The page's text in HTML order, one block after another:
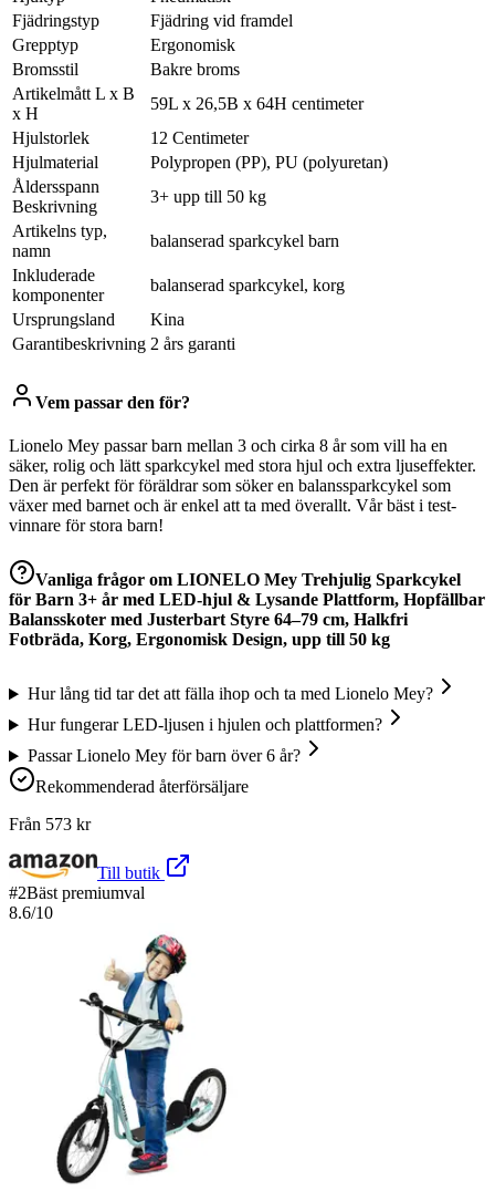
Fjädringstyp
Fjädring vid framdel
Grepptyp
Ergonomisk
Bromsstil
Bakre broms
Artikelmått L x B
x H
59L x 26,5B x 64H centimeter
Hjulstorlek
12 Centimeter
Hjulmaterial
Polypropen (PP), PU (polyuretan)
Åldersspann
Beskrivning
3+ upp till 50 kg
Artikelns typ,
namn
balanserad sparkcykel barn
Inkluderade
komponenter
balanserad sparkcykel, korg
Ursprungsland
Kina
Garantibeskrivning 2 års garanti
Vem passar den för?
Lionelo Mey passar barn mellan 3 och cirka 8 år som vill ha en
säker, rolig och lätt sparkcykel med stora hjul och extra ljuseffekter.
Den är perfekt för föräldrar som söker en balanssparkcykel som
växer med barnet och är enkel att ta med överallt. Vår bäst i test-
vinnare för stora barn!
Vanliga frågor om LIONELO Mey Trehjulig Sparkcykel
för Barn 3+ år med LED-hjul & Lysande Plattform, Hopfällbar
Balansskoter med Justerbart Styre 64–79 cm, Halkfri
Fotbräda, Korg, Ergonomisk Design, upp till 50 kg
Hur lång tid tar det att fälla ihop och ta med Lionelo Mey?
Hur fungerar LED-ljusen i hjulen och plattformen?
Passar Lionelo Mey för barn över 6 år?
Rekommenderad återförsäljare
Från 573 kr
Till butik
#2Bäst premiumval
8.6/10